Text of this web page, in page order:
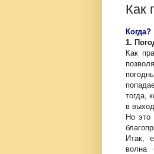
Как
Когда?
1.
Как
тогда,
в
Но это
Итак,
волна